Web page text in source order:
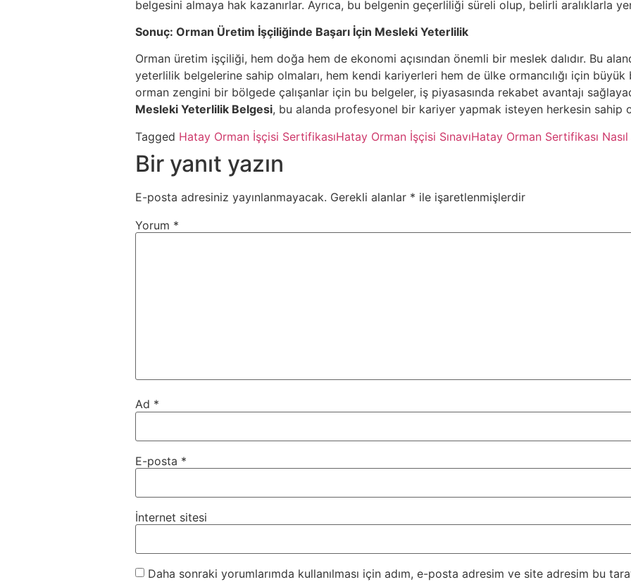
belgesini almaya hak kazanırlar. Ayrıca, bu belgenin geçerliliği süreli olup, belirli aralıklarla
Sonuç: Orman Üretim İşçiliğinde Başarı İçin Mesleki Yeterlilik
Orman üretim işçiliği, hem doğa hem de ekonomi açısından önemli bir meslek dalıdır. Bu
yeterlilik belgelerine sahip olmaları, hem kendi kariyerleri hem de ülke ormancılığı için
orman zengini bir bölgede çalışanlar için bu belgeler, iş piyasasında rekabet avantajı
Mesleki Yeterlilik Belgesi, bu alanda profesyonel bir kariyer yapmak isteyen herkesin sahip
Tagged Hatay Orman İşçisi SertifikasıHatay Orman İşçisi SınavıHatay Orman Sertifikası Nasıl
Bir yanıt yazın
E-posta adresiniz yayınlanmayacak. Gerekli alanlar * ile işaretlenmişlerdir
Yorum *
Ad *
E-posta *
İnternet sitesi
Daha sonraki yorumlarımda kullanılması için adım, e-posta adresim ve site adresim bu